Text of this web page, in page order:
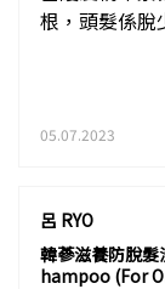
根，頭髮係脫
05.07.2023
呂 RYO
韓蔘滋養防脫
hampoo (For